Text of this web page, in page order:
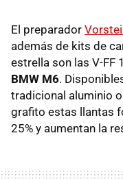
El preparador
además de kits de
estrella son las V-FF
BMW M6.
tradicional aluminio
grafito estas llantas
25% y aumentan la